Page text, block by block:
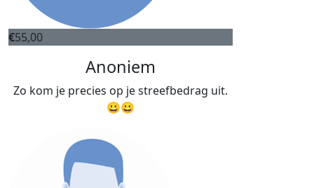
€55,00
Anoniem
Zo kom je precies op je streefbedrag uit.
😀😀